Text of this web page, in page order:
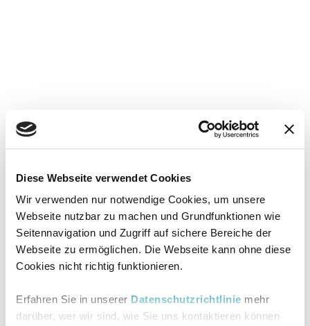
Diese Webseite verwendet Cookies
Wir verwenden nur notwendige Cookies, um unsere
Webseite nutzbar zu machen und Grundfunktionen wie
Seitennavigation und Zugriff auf sichere Bereiche der
Webseite zu ermöglichen. Die Webseite kann ohne diese
Cookies nicht richtig funktionieren.
Erfahren Sie in unserer Datenschutzrichtlinie mehr
darüber, wer wir sind, wie Sie uns kontaktieren können